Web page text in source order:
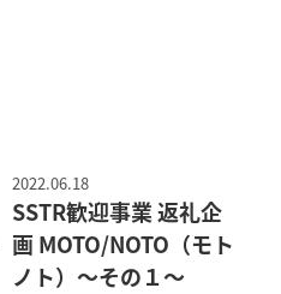
2022.06.18
SSTR歓迎事業 返礼企
画 MOTO/NOTO（モト
ノト）～その１～